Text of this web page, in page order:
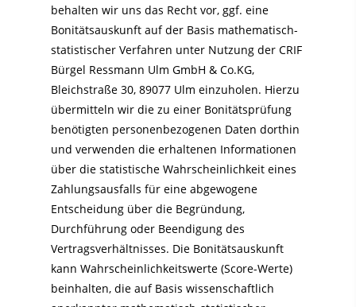
behalten wir uns das Recht vor, ggf. eine
Bonitätsauskunft auf der Basis mathematisch-
statistischer Verfahren unter Nutzung der CRIF
Bürgel Ressmann Ulm GmbH & Co.KG,
Bleichstraße 30, 89077 Ulm einzuholen. Hierzu
übermitteln wir die zu einer Bonitätsprüfung
benötigten personenbezogenen Daten dorthin
und verwenden die erhaltenen Informationen
über die statistische Wahrscheinlichkeit eines
Zahlungsausfalls für eine abgewogene
Entscheidung über die Begründung,
Durchführung oder Beendigung des
Vertragsverhältnisses. Die Bonitätsauskunft
kann Wahrscheinlichkeitswerte (Score-Werte)
beinhalten, die auf Basis wissenschaftlich